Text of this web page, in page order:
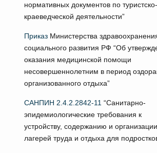
нормативных документов по туристско-
краеведческой деятельности”
ПриказМинистерства
социального развития РФ “Об
оказания медицинской помощи
несовершеннолетним в период
организованного отдыха”
САНПИН 2.4.2.2842-11 “Санитарно-
эпидемиологические требования к
устройству, содержанию и
лагерей труда и отдыха для